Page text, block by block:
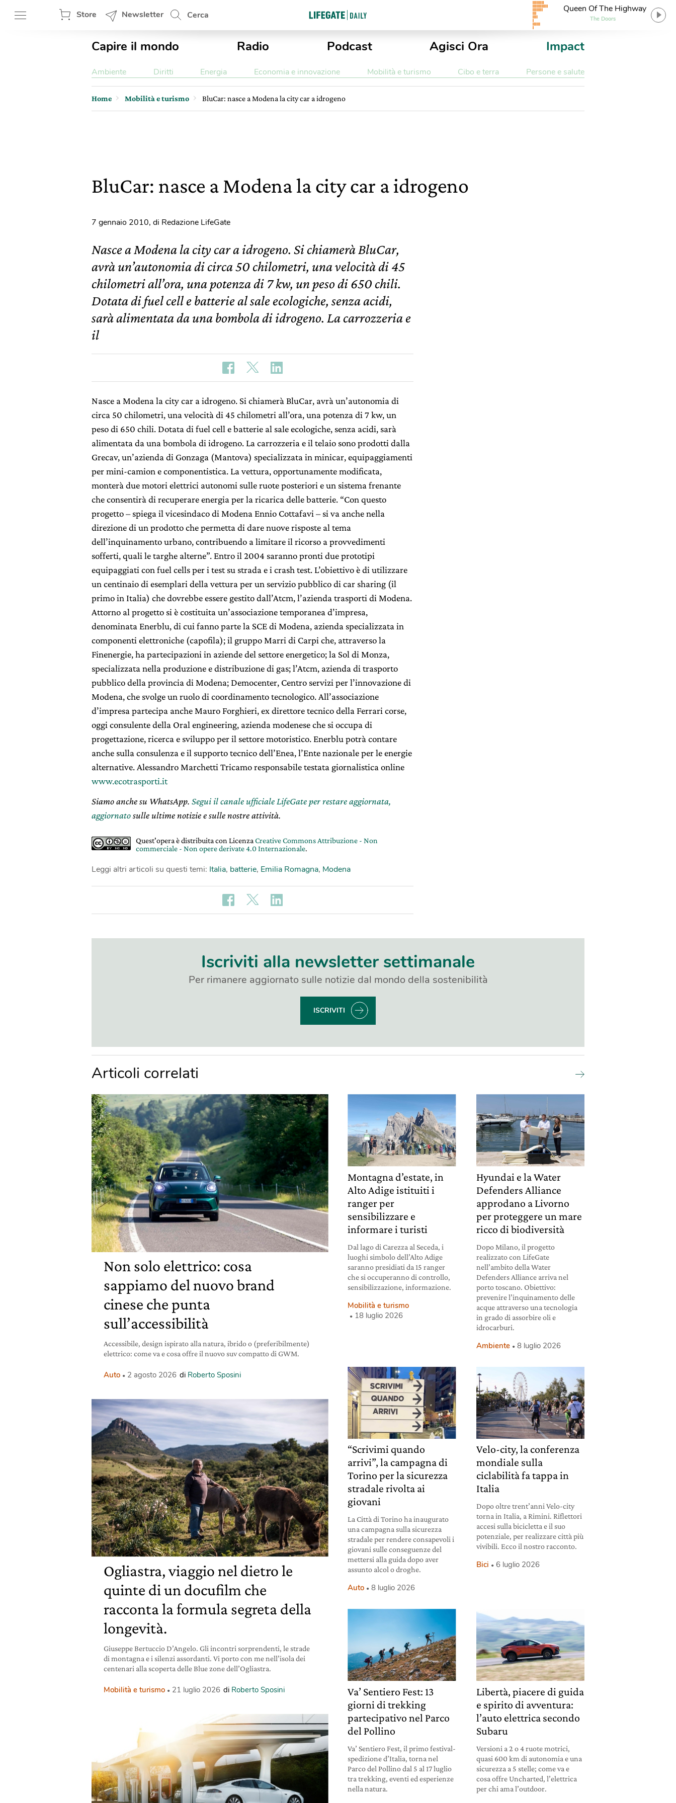
Store Newsletter Cerca
Queen Of The Highway
The Doors
Capire il mondo Radio Podcast Agisci Ora Impact
Ambiente Diritti Energia Economia e innovazione Mobilità e turismo Cibo e terra Persone e salute
Home Mobilità e turismo BluCar: nasce a Modena la city car a idrogeno
BluCar: nasce a Modena la city car a idrogeno
7 gennaio 2010, di Redazione LifeGate
Nasce a Modena la city car a idrogeno. Si chiamerà BluCar,
avrà un’autonomia di circa 50 chilometri, una velocità di 45
chilometri all’ora, una potenza di 7 kw, un peso di 650 chili.
Dotata di fuel cell e batterie al sale ecologiche, senza acidi,
sarà alimentata da una bombola di idrogeno. La carrozzeria e
il
Nasce a Modena la city car a idrogeno. Si chiamerà BluCar, avrà un’autonomia di
circa 50 chilometri, una velocità di 45 chilometri all’ora, una potenza di 7 kw, un
peso di 650 chili. Dotata di fuel cell e batterie al sale ecologiche, senza acidi, sarà
alimentata da una bombola di idrogeno. La carrozzeria e il telaio sono prodotti dalla
Grecav, un’azienda di Gonzaga (Mantova) specializzata in minicar, equipaggiamenti
per mini-camion e componentistica. La vettura, opportunamente modificata,
monterà due motori elettrici autonomi sulle ruote posteriori e un sistema frenante
che consentirà di recuperare energia per la ricarica delle batterie. “Con questo
progetto – spiega il vicesindaco di Modena Ennio Cottafavi – si va anche nella
direzione di un prodotto che permetta di dare nuove risposte al tema
dell’inquinamento urbano, contribuendo a limitare il ricorso a provvedimenti
sofferti, quali le targhe alterne”. Entro il 2004 saranno pronti due prototipi
equipaggiati con fuel cells per i test su strada e i crash test. L’obiettivo è di utilizzare
un centinaio di esemplari della vettura per un servizio pubblico di car sharing (il
primo in Italia) che dovrebbe essere gestito dall’Atcm, l’azienda trasporti di Modena.
Attorno al progetto si è costituita un’associazione temporanea d’impresa,
denominata Enerblu, di cui fanno parte la SCE di Modena, azienda specializzata in
componenti elettroniche (capofila); il gruppo Marri di Carpi che, attraverso la
Finenergie, ha partecipazioni in aziende del settore energetico; la Sol di Monza,
specializzata nella produzione e distribuzione di gas; l’Atcm, azienda di trasporto
pubblico della provincia di Modena; Democenter, Centro servizi per l’innovazione di
Modena, che svolge un ruolo di coordinamento tecnologico. All’associazione
d’impresa partecipa anche Mauro Forghieri, ex direttore tecnico della Ferrari corse,
oggi consulente della Oral engineering, azienda modenese che si occupa di
progettazione, ricerca e sviluppo per il settore motoristico. Enerblu potrà contare
anche sulla consulenza e il supporto tecnico dell’Enea, l’Ente nazionale per le energie
alternative. Alessandro Marchetti Tricamoresponsabile testata giornalistica online
www.ecotrasporti.it
Siamo anche su WhatsApp. Segui il canale ufficiale LifeGate per restare aggiornata,
aggiornatosulle ultime notizie e sulle nostre attività.
Quest'opera è distribuita con Licenza Creative Commons Attribuzione - Non
commerciale - Non opere derivate 4.0 Internazionale.
Leggi altri articoli su questi temi: Italia, batterie, Emilia Romagna, Modena
Iscriviti alla newsletter settimanale
Per rimanere aggiornato sulle notizie dal mondo della sostenibilità
ISCRIVITI
Articoli correlati
Non solo elettrico: cosa
sappiamo del nuovo brand
cinese che punta
sull’accessibilità
Accessibile, design ispirato alla natura, ibrido o (preferibilmente)
elettrico: come va e cosa offre il nuovo suv compatto di GWM.
Auto 2 agosto 2026 di Roberto Sposini
Ogliastra, viaggio nel dietro le
quinte di un docufilm che
racconta la formula segreta della
longevità.
Giuseppe Bertuccio D’Angelo. Gli incontri sorprendenti, le strade
di montagna e i silenzi assordanti. Vi porto con me nell’isola dei
centenari alla scoperta delle Blue zone dell’Ogliastra.
Mobilità e turismo 21 luglio 2026 di Roberto Sposini
Montagna d’estate, in
Alto Adige istituiti i
ranger per
sensibilizzare e
informare i turisti
Dal lago di Carezza al Seceda, i
luoghi simbolo dell’Alto Adige
saranno presidiati da 15 ranger
che si occuperanno di controllo,
sensibilizzazione, informazione.
Mobilità e turismo
18 luglio 2026
Hyundai e la Water
Defenders Alliance
approdano a Livorno
per proteggere un mare
ricco di biodiversità
Dopo Milano, il progetto
realizzato con LifeGate
nell’ambito della Water
Defenders Alliance arriva nel
porto toscano. Obiettivo:
prevenire l’inquinamento delle
acque attraverso una tecnologia
in grado di assorbire oli e
idrocarburi.
Ambiente 8 luglio 2026
“Scrivimi quando
arrivi”, la campagna di
Torino per la sicurezza
stradale rivolta ai
giovani
La Città di Torino ha inaugurato
una campagna sulla sicurezza
stradale per rendere consapevoli i
giovani sulle conseguenze del
mettersi alla guida dopo aver
assunto alcol o droghe.
Auto 8 luglio 2026
Velo-city, la conferenza
mondiale sulla
ciclabilità fa tappa in
Italia
Dopo oltre trent’anni Velo-city
torna in Italia, a Rimini. Riflettori
accesi sulla bicicletta e il suo
potenziale, per realizzare città più
vivibili. Ecco il nostro racconto.
Bici 6 luglio 2026
Va’ Sentiero Fest: 13
giorni di trekking
partecipativo nel Parco
del Pollino
Va’ Sentiero Fest, il primo festival-
spedizione d’Italia, torna nel
Parco del Pollino dal 5 al 17 luglio
tra trekking, eventi ed esperienze
nella natura.
Libertà, piacere di guida
e spirito di avventura:
l’auto elettrica secondo
Subaru
Versioni a 2 o 4 ruote motrici,
quasi 600 km di autonomia e una
sicurezza a 5 stelle; come va e
cosa offre Uncharted, l’elettrica
per chi ama l’outdoor.